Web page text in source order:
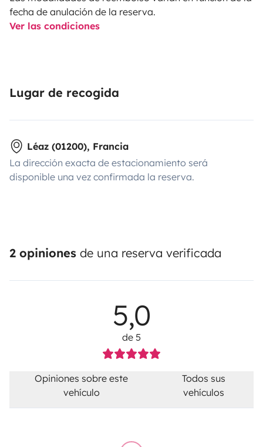
fecha de anulación de la reserva.
Ver las condiciones
Lugar de recogida
Léaz (01200), Francia
La dirección exacta de estacionamiento será
disponible una vez confirmada la reserva.
2 opiniones de una reserva verificada
5,0
de 5
Opiniones sobre este
vehículo
Todos sus
vehículos